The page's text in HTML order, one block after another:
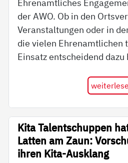
Ehrenamtliches
der AWO. Ob in den
Veranstaltungen oder in
die vielen Ehrenamtlichen
Einsatz entscheidend
Kita Talentschuppen
Latten am Zaun:
ihren Kita-Ausklang